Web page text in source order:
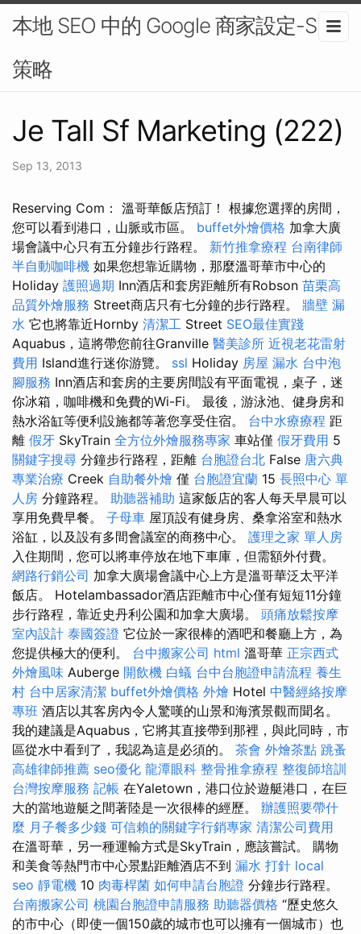
本地 SEO 中的 Google 商家設定-SEO
策略
Je Tall Sf Marketing (222)
Sep 13, 2013
Reserving Com： 溫哥華飯店預訂！ 根據您選擇的房間，
您可以看到港口，山脈或市區。 buffet外燴價格 加拿大廣
場會議中心只有五分鐘步行路程。 新竹推拿療程 台南律師
半自動咖啡機 如果您想靠近購物，那麼溫哥華市中心的
Holiday 護照過期 Inn酒店和套房距離所有Robson 苗栗高
品質外燴服務 Street商店只有七分鐘的步行路程。 牆壁 漏
水 它也將靠近Hornby 清潔工 Street SEO最佳實踐
Aquabus，這將帶您前往Granville 醫美診所 近視老花雷射
費用 Island進行迷你游覽。 ssl Holiday 房屋 漏水 台中泡
腳服務 Inn酒店和套房的主要房間設有平面電視，桌子，迷
你冰箱，咖啡機和免費的Wi-Fi。 最後，游泳池、健身房和
熱水浴缸等便利設施都等著您享受住宿。 台中水療療程 距
離 假牙 SkyTrain 全方位外燴服務專家 車站僅 假牙費用 5
關鍵字搜尋 分鐘步行路程，距離 台胞證台北 False 唐六典
專業治療 Creek 自助餐外燴 僅 台胞證宜蘭 15 長照中心 單
人房 分鐘路程。 助聽器補助 這家飯店的客人每天早晨可以
享用免費早餐。 子母車 屋頂設有健身房、桑拿浴室和熱水
浴缸，以及設有多間會議室的商務中心。 護理之家 單人房
入住期間，您可以將車停放在地下車庫，但需額外付費。
網路行銷公司 加拿大廣場會議中心上方是溫哥華泛太平洋
飯店。 Hotelambassador酒店距離市中心僅有短短11分鐘
步行路程，靠近史丹利公園和加拿大廣場。 頭痛放鬆按摩
室內設計 泰國簽證 它位於一家很棒的酒吧和餐廳上方，為
您提供極大的便利。 台中搬家公司 html 溫哥華 正宗西式
外燴風味 Auberge 開飲機 白蟻 台中台胞證申請流程 養生
村 台中居家清潔 buffet外燴價格 外燴 Hotel 中醫經絡按摩
專班 酒店以其客房內令人驚嘆的山景和海濱景觀而聞名。
我的建議是Aquabus，它將其直接帶到那裡，與此同時，市
區從水中看到了，我認為這是必須的。 茶會 外燴茶點 跳蚤
高雄律師推薦 seo優化 龍潭眼科 整骨推拿療程 整復師培訓
台灣按摩服務 記帳 在Yaletown，港口位於遊艇港口，在巨
大的當地遊艇之間著陸是一次很棒的經歷。 辦護照要帶什
麼 月子餐多少錢 可信賴的關鍵字行銷專家 清潔公司費用
在溫哥華，另一種運輸方式是SkyTrain，應該嘗試。 購物
和美食等熱門市中心景點距離酒店不到 漏水 打針 local
seo 靜電機 10 肉毒桿菌 如何申請台胞證 分鐘步行路程。
台南搬家公司 桃園台胞證申請服務 助聽器價格 “歷史悠久
的市中心（即使一個150歲的城市也可以擁有一個城市）也